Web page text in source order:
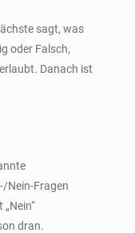
sagt, was
oder Falsch,
Danach ist
Nein-Fragen
dran.